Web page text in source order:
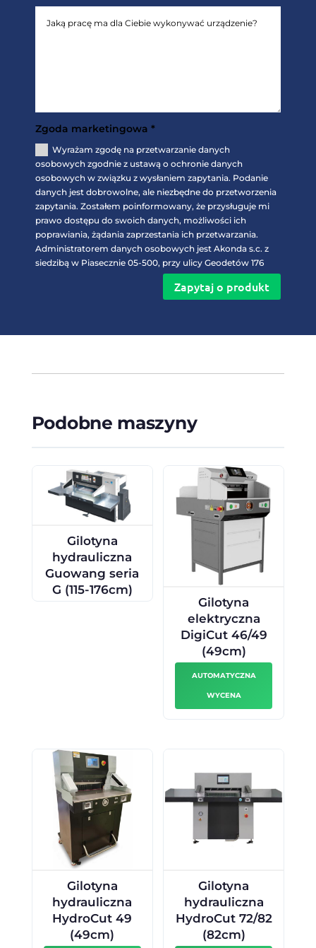
Zgoda marketingowa *
Wyrażam zgodę na przetwarzanie danych
osobowych zgodnie z ustawą o ochronie danych
osobowych w związku z wysłaniem zapytania. Podanie
danych jest dobrowolne, ale niezbędne do przetworzenia
zapytania. Zostałem poinformowany, że przysługuje mi
prawo dostępu do swoich danych, możliwości ich
poprawiania, żądania zaprzestania ich przetwarzania.
Administratorem danych osobowych jest Akonda s.c. z
siedzibą w Piasecznie 05-500, przy ulicy Geodetów 176
Zapytaj o produkt
Podobne maszyny
Gilotyna
hydrauliczna
Guowang seria
G (115-176cm)
Gilotyna
elektryczna
DigiCut 46/49
(49cm)
AUTOMATYCZNA
WYCENA
Gilotyna
hydrauliczna
HydroCut 49
(49cm)
Gilotyna
hydrauliczna
HydroCut 72/82
(82cm)